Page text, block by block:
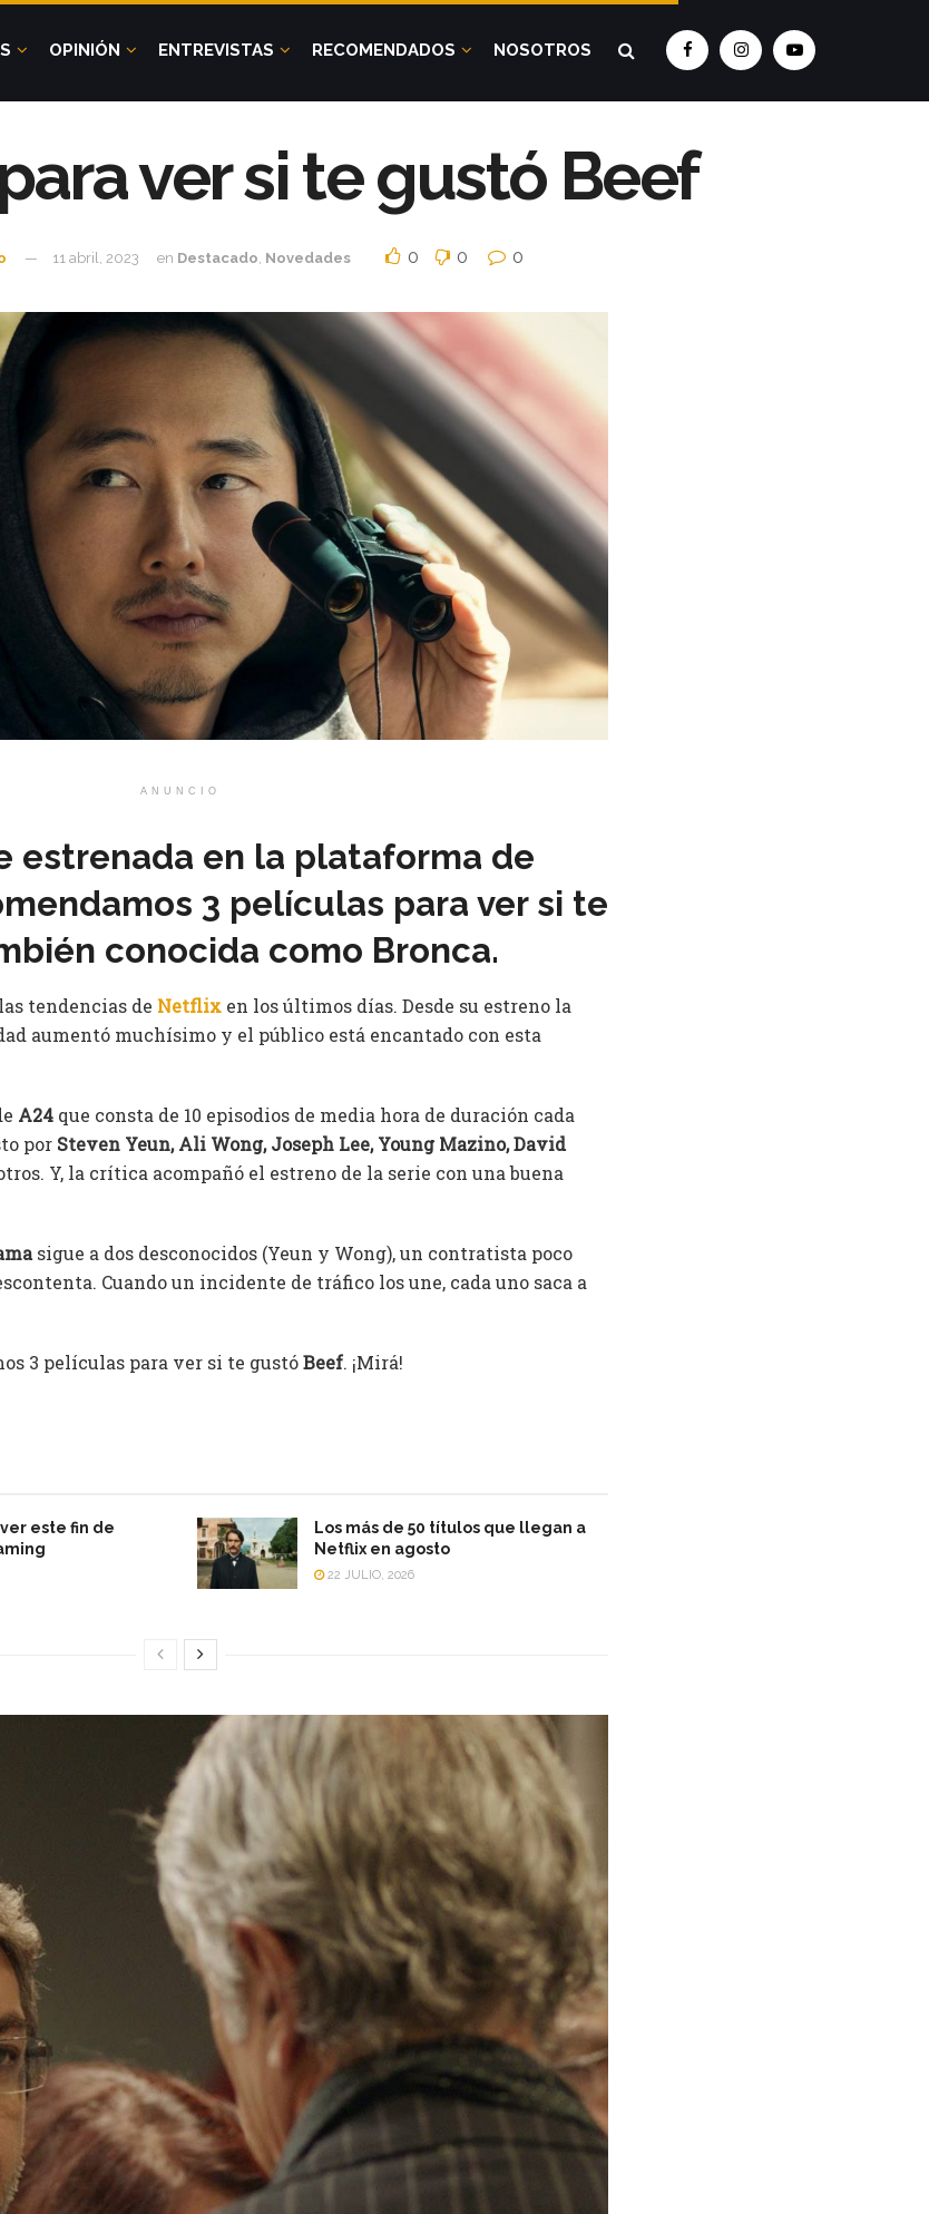
OPINIÓN ENTREVISTAS RECOMENDADOS NOSOTROS
ver si te gustó Beef
11 abril, 2023 en Destacado Novedades 0 0 0
ANUNCIO
estrenada en la plataforma de
3 películas para ver si te
conocida como Bronca.
tendencias de Netflix en los últimos días. Desde su estreno la
aumentó muchísimo y el público está encantado con esta
A24 que consta de 10 episodios de media hora de duración cada
por Steven Yeun, Ali Wong, Joseph Lee, Young Mazino, David
Y, la crítica acompañó el estreno de la serie con una buena
sigue a dos desconocidos (Yeun y Wong), un contratista poco
Cuando un incidente de tráfico los une, cada uno saca a
3 películas para ver si te gustóBeef. ¡Mirá!
este fin de
Los más de 50 títulos que llegan a
Netflix en agosto
22 JULIO, 2026